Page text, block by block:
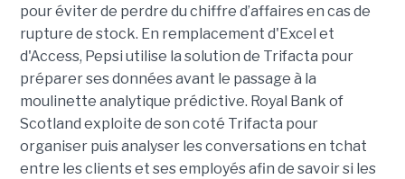
pour éviter de perdre du chiffre d’affaires en cas de
rupture de stock. En remplacement d'Excel et
d'Access, Pepsi utilise la solution de Trifacta pour
préparer ses données avant le passage à la
moulinette analytique prédictive. Royal Bank of
Scotland exploite de son coté Trifacta pour
organiser puis analyser les conversations en tchat
entre les clients et ses employés afin de savoir si les